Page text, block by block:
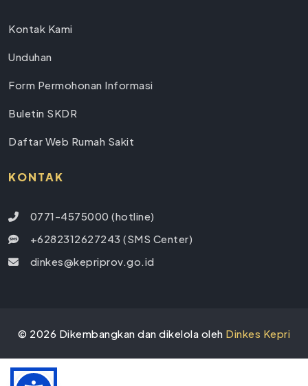
Kontak Kami
Unduhan
Form Permohonan Informasi
Buletin SKDR
Daftar Web Rumah Sakit
KONTAK
0771-4575000 (hotline)
+6282312627243 (SMS Center)
dinkes@kepriprov.go.id
© 2026 Dikembangkan dan dikelola oleh Dinkes Kepri